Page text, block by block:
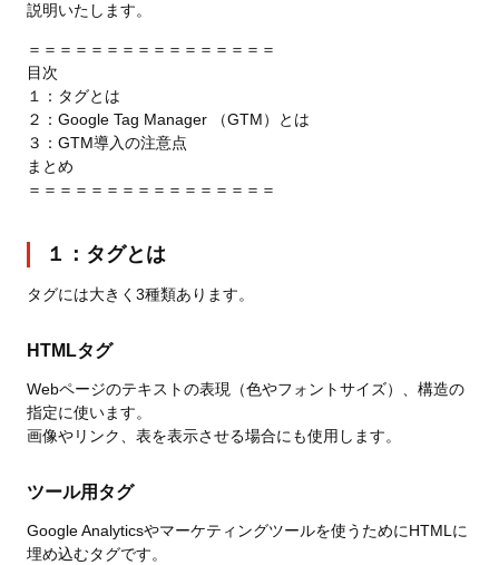
説明いたします。
＝＝＝＝＝＝＝＝＝＝＝＝＝＝＝＝
目次
１：タグとは
２：Google Tag Manager （GTM）とは
３：GTM導入の注意点
まとめ
＝＝＝＝＝＝＝＝＝＝＝＝＝＝＝＝
１：タグとは
タグには大きく3種類あります。
HTMLタグ
Webページのテキストの表現（色やフォントサイズ）、構造の
指定に使います。
画像やリンク、表を表示させる場合にも使用します。
ツール用タグ
Google Analyticsやマーケティングツールを使うためにHTMLに
埋め込むタグです。